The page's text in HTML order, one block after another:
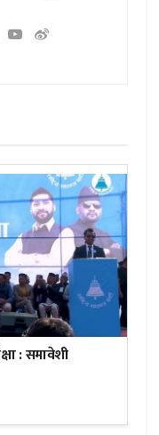
: समावेशी